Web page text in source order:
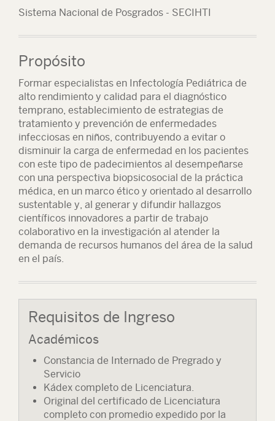
Sistema Nacional de Posgrados - SECIHTI
Propósito
Formar especialistas en Infectología Pediátrica de
alto rendimiento y calidad para el diagnóstico
temprano, establecimiento de estrategias de
tratamiento y prevención de enfermedades
infecciosas en niños, contribuyendo a evitar o
disminuir la carga de enfermedad en los pacientes
con este tipo de padecimientos al desempeñarse
con una perspectiva biopsicosocial de la práctica
médica, en un marco ético y orientado al desarrollo
sustentable y, al generar y difundir hallazgos
científicos innovadores a partir de trabajo
colaborativo en la investigación al atender la
demanda de recursos humanos del área de la salud
en el país.
Requisitos de Ingreso
Académicos
Constancia de Internado de Pregrado y
Servicio
Kádex completo de Licenciatura.
Original del certificado de Licenciatura
completo con promedio expedido por la